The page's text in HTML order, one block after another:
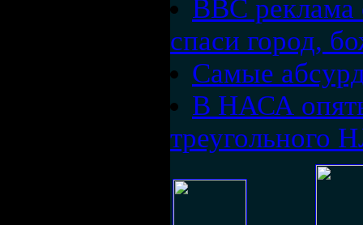
ВВС реклама
спаси город,
Самые
В НАСА
треугольного